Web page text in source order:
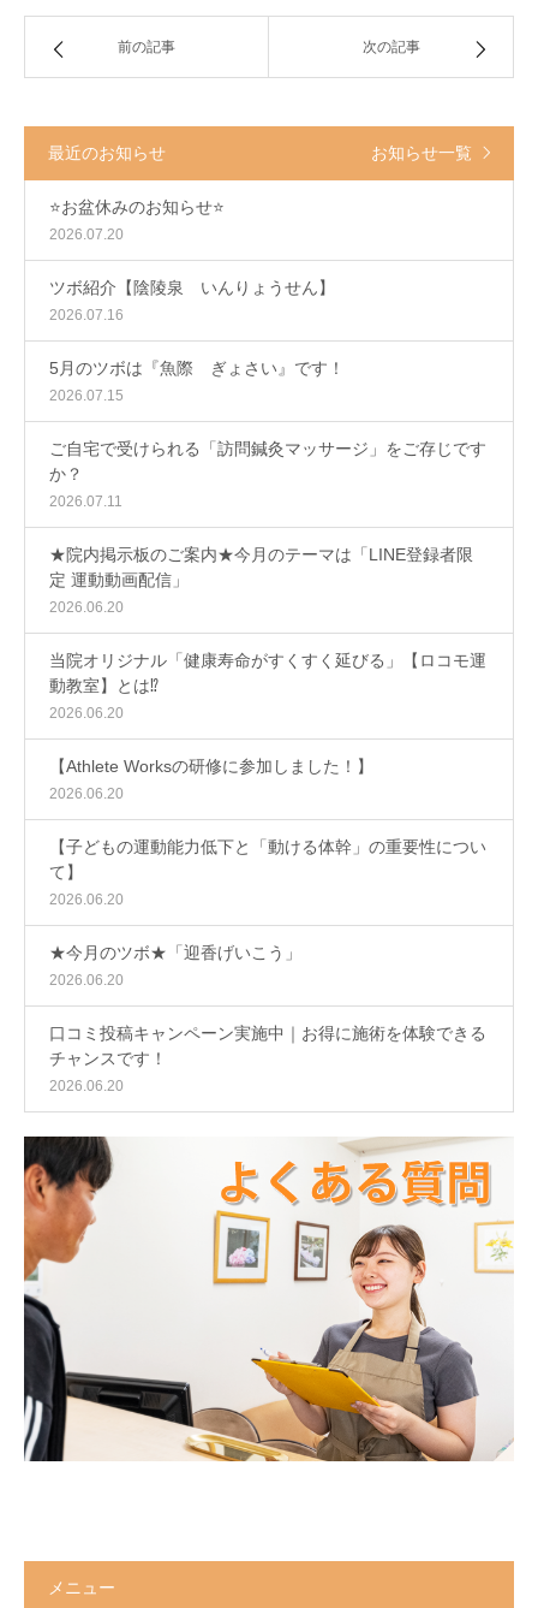
前の記事 次の記事
最近のお知らせ お知らせ一覧
⭐️お盆休みのお知らせ⭐️
2026.07.20
ツボ紹介【陰陵泉 いんりょうせん】
2026.07.16
5月のツボは『魚際 ぎょさい』です！
2026.07.15
ご自宅で受けられる「訪問鍼灸マッサージ」をご存じです
か？
2026.07.11
★院内掲示板のご案内★今月のテーマは「LINE登録者限
定 運動動画配信」
2026.06.20
当院オリジナル「健康寿命がすくすく延びる」【ロコモ運
動教室】とは⁉
2026.06.20
【Athlete Worksの研修に参加しました！】
2026.06.20
【子どもの運動能力低下と「動ける体幹」の重要性につい
て】
2026.06.20
★今月のツボ★「迎香げいこう」
2026.06.20
口コミ投稿キャンペーン実施中｜お得に施術を体験できる
チャンスです！
2026.06.20
メニュー